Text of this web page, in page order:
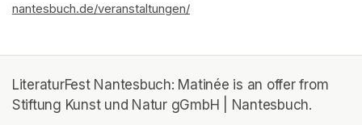
nantesbuch.de/veranstaltungen/
LiteraturFest Nantesbuch: Matinée is an offer from
Stiftung Kunst und Natur gGmbH | Nantesbuch.